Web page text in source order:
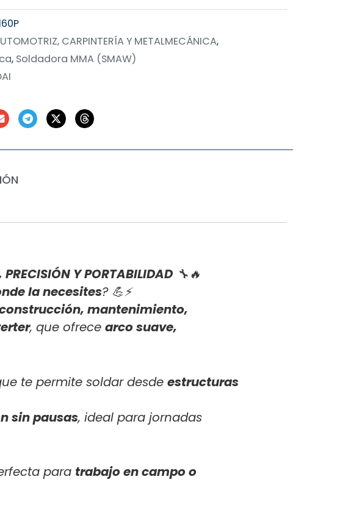
CARPINTERÍA Y METALMECÁNICA,
, Soldadora MMA (SMAW)
Y PORTABILIDAD🔧🔥
la necesites? 💪⚡
mantenimiento,
, que ofrece arco suave,
te permite soldar desde estructuras
sin pausas, ideal para jornadas
para trabajo en campo o